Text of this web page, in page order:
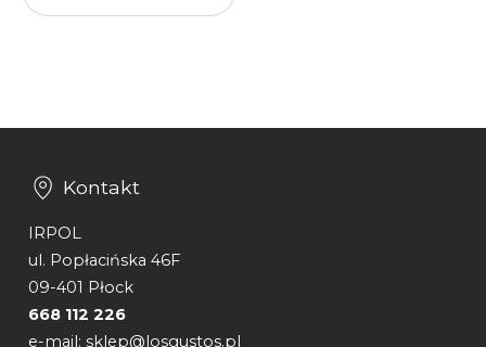
Kontakt
IRPOL
ul. Popłacińska 46F
09-401 Płock
668 112 226
e-mail: sklep@losgustos.pl